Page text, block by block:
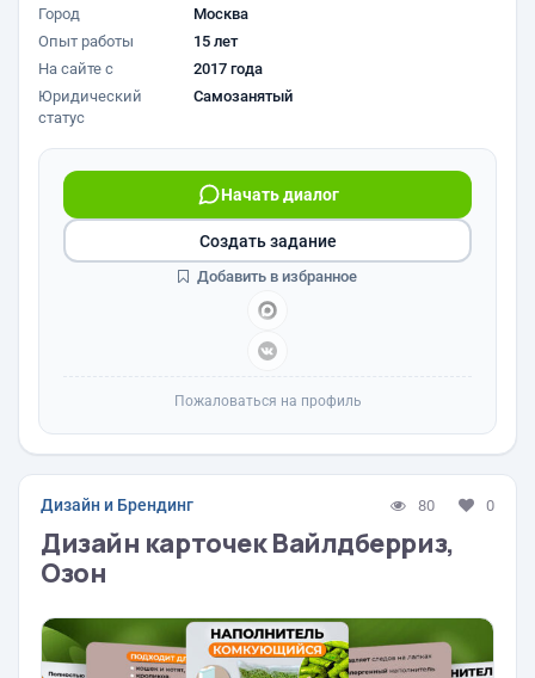
Город
Москва
Опыт работы
15 лет
На сайте с
2017 года
Юридический
статус
Самозанятый
Начать диалог
Создать задание
Добавить в избранное
Пожаловаться на профиль
Дизайн и Брендинг 80 0
Дизайн карточек Вайлдберриз,
Озон